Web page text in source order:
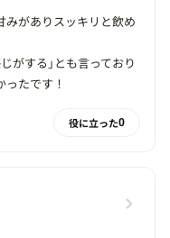
みがありスッキリと飲め
がする｣とも言っており
たです！
役に立った0